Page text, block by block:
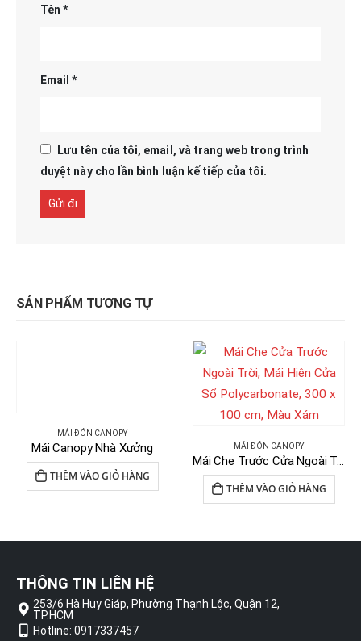
Tên*
Email*
Lưu tên của tôi, email, và trang web trong trình
duyệt này cho lần bình luận kế tiếp của tôi.
SẢN PHẨM TƯƠNG TỰ
MÁI ĐÓN CANOPY
Mái Canopy Nhà Xưởng
THÊM VÀO GIỎ HÀNG
MÁI ĐÓN CANOPY
Mái Che Trước Cửa Ngoài Trời Polycarbonate Canopy
THÊM VÀO GIỎ HÀNG
THÔNG TIN LIÊN HỆ
253/6 Hà Huy Giáp, Phường Thạnh Lộc, Quận 12,
TP.HCM
Hotline: 0917337457